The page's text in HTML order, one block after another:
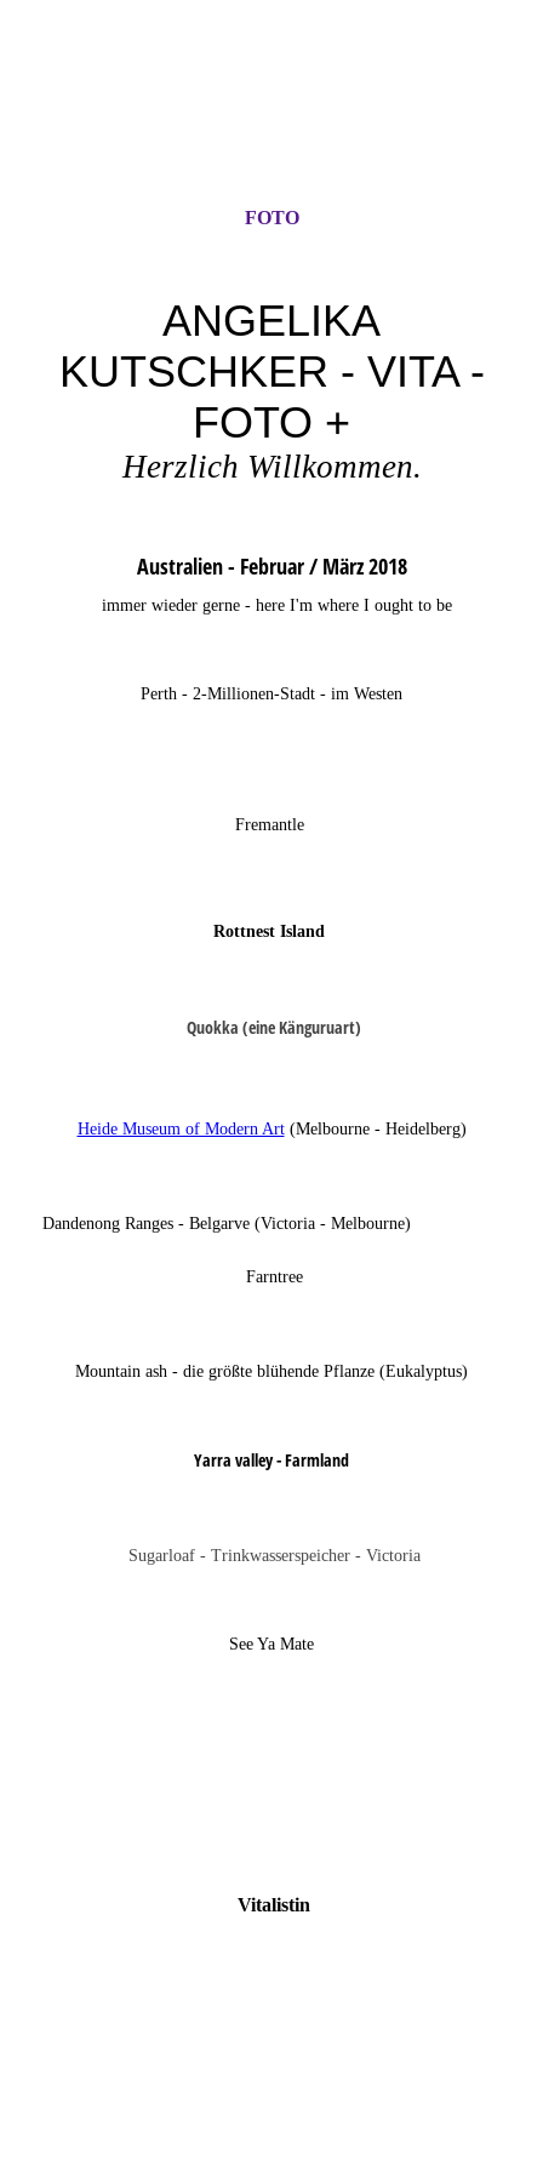
FOTO
ANGELIKA
KUTSCHKER - VITA -
FOTO +
Herzlich Willkommen.
Australien - Februar / März 2018
immer wieder gerne - here I'm where I ought to be
Perth - 2-Millionen-Stadt - im Westen
Fremantle
Rottnest Island
Quokka (eine Känguruart)
Heide Museum of Modern Art (Melbourne - Heidelberg)
Dandenong Ranges - Belgarve (Victoria - Melbourne)
Farntree
Mountain ash - die größte blühende Pflanze (Eukalyptus)
Yarra valley - Farmland
Sugarloaf- Trinkwasserspeicher - Victoria
See Ya Mate
Vitalistin